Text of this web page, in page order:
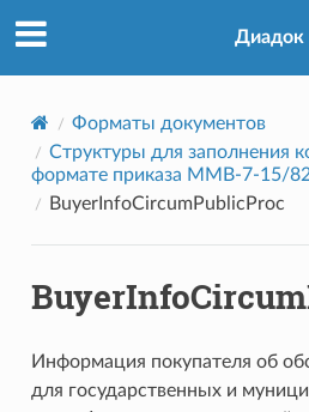
Диадок
Форматы документов
Структуры для заполнения
формате приказа ММВ-7-15/
BuyerInfoCircumPublicProc
Информация покупателя об
для государственных и